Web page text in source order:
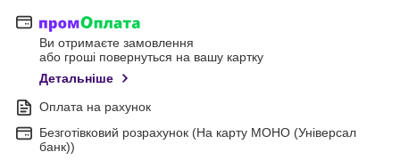
Ви отримаєте замовлення
або гроші повернуться на вашу картку
Детальніше
Оплата на рахунок
Безготівковий розрахунок (На карту МОНО (Універсал
банк))